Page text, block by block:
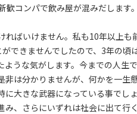
コンパで飲み屋が混みだします
ばいけません。私も10年以上
できませんでしたので、3年の頃
うな気がします。今までの人生
は分かりませんが、何かを一生
大きな武器になっている事でし
、さらにいずれは社会に出て行